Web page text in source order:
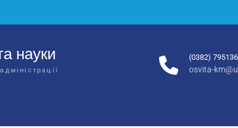
науки (0382)
osvita-